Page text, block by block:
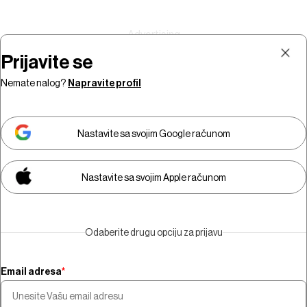
Morate biti pretplatnik da biste
gledali video sadržaj.
Pretplatite se
Prijavite se
Nemate nalog? Napravite profil
Nastavite sa svojim Google računom
Nastavite sa svojim Apple računom
Odaberite drugu opciju za prijavu
Email adresa*